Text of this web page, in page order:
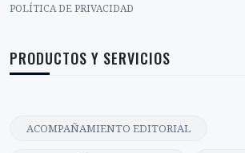
POLÍTICA DE PRIVACIDAD
PRODUCTOS Y SERVICIOS
ACOMPAÑAMIENTO EDITORIAL